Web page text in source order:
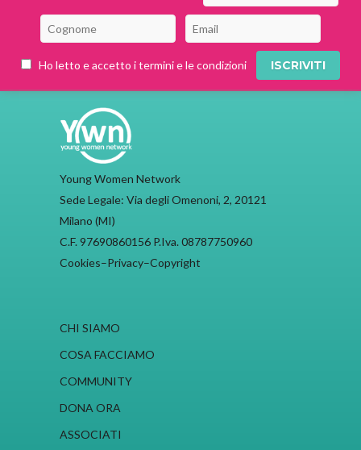
Ho letto e accetto i termini e le condizioni
Young Women Network
Sede Legale: Via degli Omenoni, 2, 20121
Milano (MI)
C.F. 97690860156 P.Iva. 08787750960
Cookies–Privacy–Copyright
CHI SIAMO
COSA FACCIAMO
COMMUNITY
DONA ORA
ASSOCIATI